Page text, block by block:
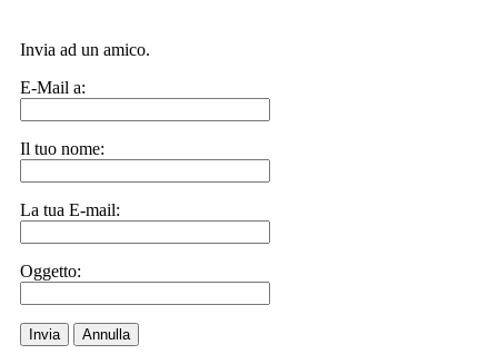
Invia ad un amico.
E-Mail a:
Il tuo nome:
La tua E-mail:
Oggetto:
Invia Annulla